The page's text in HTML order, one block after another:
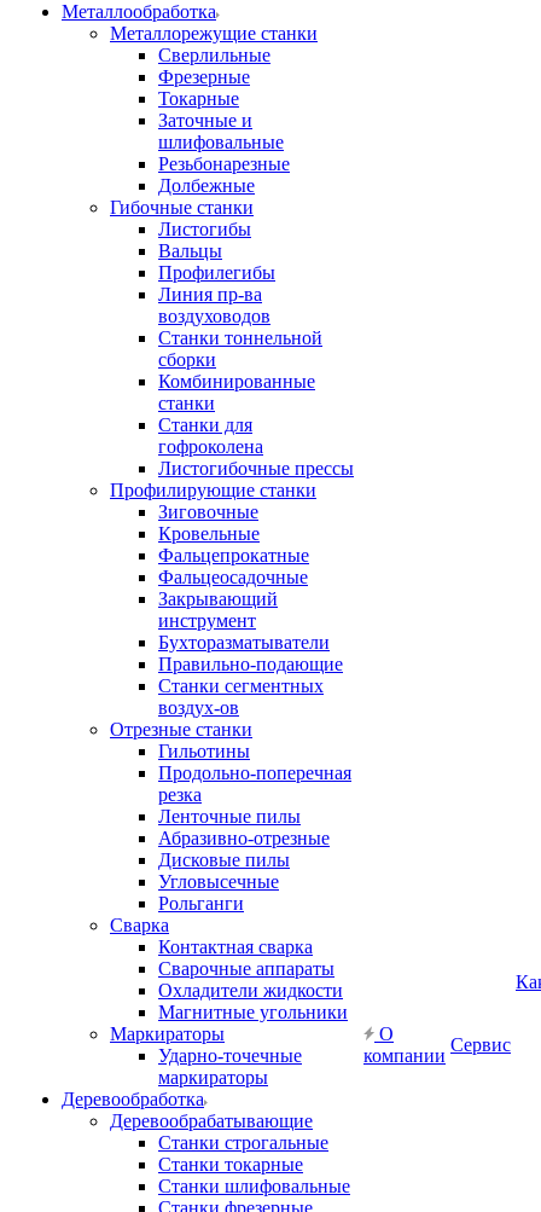
Металлообработка
Металлорежущие станки
Сверлильные
Фрезерные
Токарные
Заточные и
шлифовальные
Резьбонарезные
Долбежные
Гибочные станки
Листогибы
Вальцы
Профилегибы
Линия пр-ва
воздуховодов
Станки тоннельной
сборки
Комбинированные
станки
Станки для
гофроколена
Листогибочные прессы
Профилирующие станки
Зиговочные
Кровельные
Фальцепрокатные
Фальцеосадочные
Закрывающий
инструмент
Бухторазматыватели
Правильно-подающие
Станки сегментных
воздух-ов
Отрезные станки
Гильотины
Продольно-поперечная
резка
Ленточные пилы
Абразивно-отрезные
Дисковые пилы
Угловысечные
Рольганги
Сварка
Контактная сварка
Сварочные аппараты
Охладители жидкости
Магнитные угольники
Маркираторы
Ударно-точечные
маркираторы
Деревообработка
Деревообрабатывающие
Станки строгальные
Станки токарные
Станки шлифовальные
Станки фрезерные
О
компании
Сервис